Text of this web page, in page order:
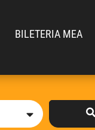
BILETERIA MEA